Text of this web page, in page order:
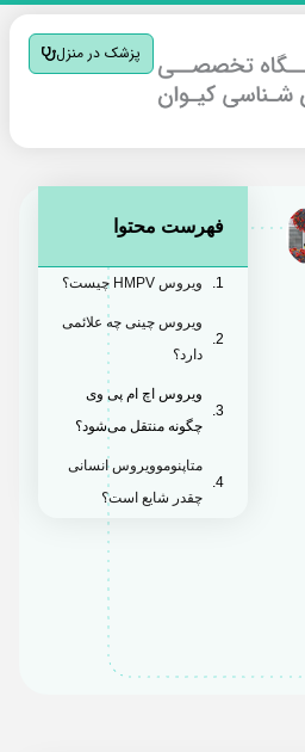
پزشک در منزل
فهرست محتوا
ویروس HMPV چیست؟
ویروس چینی چه علائمی
ویروس اچ ام پی وی
چگونه منتقل می‌شود؟
متاپنوموویروس انسانی
چقدر شایع است؟
ویروس چینی چند وقت
است که وجود دارد؟